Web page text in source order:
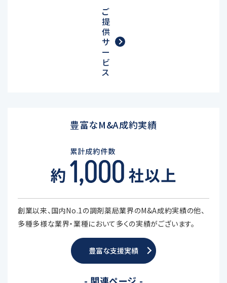
ご
提
供
サ
ー
ビ
ス
豊富なM&A成約実績
創業以来、国内No.1の調剤薬局業界のM&A成約実績の他、
多種多様な業界・業種において多くの実績がございます。
豊富な支援実績